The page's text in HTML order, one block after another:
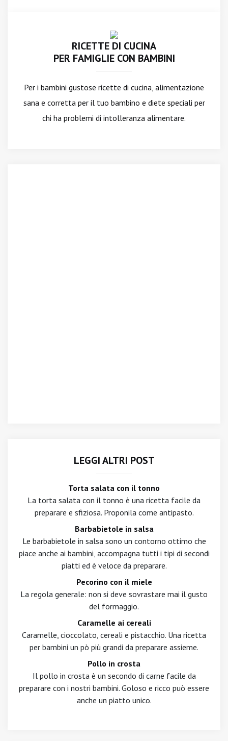
RICETTE DI CUCINA
PER FAMIGLIE CON BAMBINI
Per i bambini gustose ricette di cucina, alimentazione
sana e corretta per il tuo bambino e diete speciali per
chi ha problemi di intolleranza alimentare.
LEGGI ALTRI POST
Torta salata con il tonno
La torta salata con il tonno è una ricetta facile da
preparare e sfiziosa. Proponila come antipasto.
Barbabietole in salsa
Le barbabietole in salsa sono un contorno ottimo che
piace anche ai bambini, accompagna tutti i tipi di secondi
piatti ed è veloce da preparare.
Pecorino con il miele
La regola generale: non si deve sovrastare mai il gusto
del formaggio.
Caramelle ai cereali
Caramelle, cioccolato, cereali e pistacchio. Una ricetta
per bambini un pò più grandi da preparare assieme.
Pollo in crosta
Il pollo in crosta è un secondo di carne facile da
preparare con i nostri bambini. Goloso e ricco può essere
anche un piatto unico.